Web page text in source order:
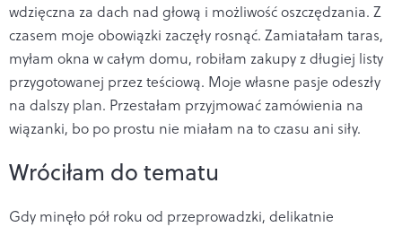
wdzięczna za dach nad głową i możliwość oszczędzania. Z
czasem moje obowiązki zaczęły rosnąć. Zamiatałam taras,
myłam okna w całym domu, robiłam zakupy z długiej listy
przygotowanej przez teściową. Moje własne pasje odeszły
na dalszy plan. Przestałam przyjmować zamówienia na
wiązanki, bo po prostu nie miałam na to czasu ani siły.
Wróciłam do tematu
Gdy minęło pół roku od przeprowadzki, delikatnie